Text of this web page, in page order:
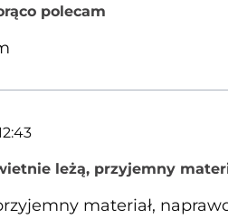
5 spośród 5 gwiazdek
polecam
5 spośród 5 gwiazdek
leżą, przyjemny
materiał,